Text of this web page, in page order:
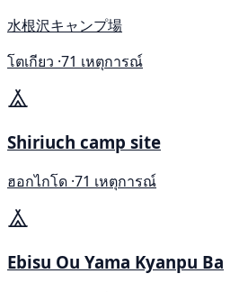
水根沢キャンプ場
โตเกียว ·71 เหตุการณ์
Shiriuch camp site
ฮอกไกโด ·71 เหตุการณ์
Ebisu Ou Yama Kyanpu Ba